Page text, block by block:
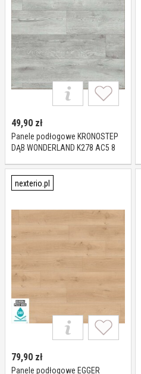
49,90 zł
Panele podłogowe KRONOSTEP
DĄB WONDERLAND K278 AC5 8
nexterio.pl
79,90 zł
Panele podłogowe EGGER